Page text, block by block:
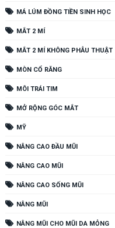
MÁ LÚM ĐỒNG TIỀN SINH HỌC
MẮT 2 MÍ
MẮT 2 MÍ KHÔNG PHẪU THUẬT
MÒN CỔ RĂNG
MÔI TRÁI TIM
MỞ RỘNG GÓC MẮT
MỸ
NÂNG CAO ĐẦU MŨI
NÂNG CAO MŨI
NÂNG CAO SỐNG MŨI
NÂNG MŨI
NÂNG MŨI CHO MŨI DA MỎNG